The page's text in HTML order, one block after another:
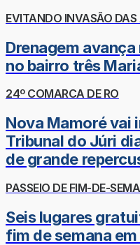
EVITANDO INVASÃO DAS
Drenagem avança
no bairro três
24º COMARCA DE RO
Nova Mamoré vai
Tribunal do Júri
de grande
PASSEIO DE FIM-DE-
Seis lugares
fim de semana